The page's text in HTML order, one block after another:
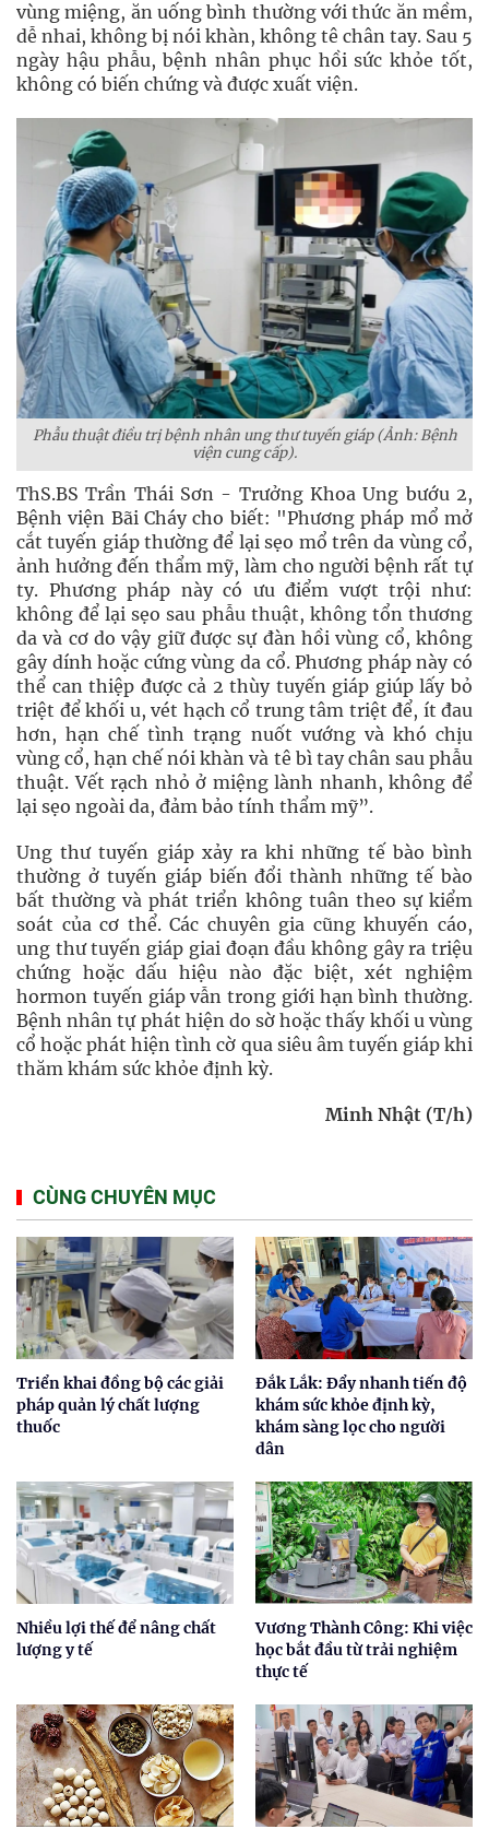
vùng miệng, ăn uống bình thường với thức ăn mềm,
dễ nhai, không bị nói khàn, không tê chân tay. Sau 5
ngày hậu phẫu, bệnh nhân phục hồi sức khỏe tốt,
không có biến chứng và được xuất viện.
Phẫu thuật điều trị bệnh nhân ung thư tuyến giáp (Ảnh: Bệnh
viện cung cấp).
ThS.BS Trần Thái Sơn - Trưởng Khoa Ung bướu 2,
Bệnh viện Bãi Cháy cho biết: "Phương pháp mổ mở
cắt tuyến giáp thường để lại sẹo mổ trên da vùng cổ,
ảnh hưởng đến thẩm mỹ, làm cho người bệnh rất tự
ty. Phương pháp này có ưu điểm vượt trội như:
không để lại sẹo sau phẫu thuật, không tổn thương
da và cơ do vậy giữ được sự đàn hồi vùng cổ, không
gây dính hoặc cứng vùng da cổ. Phương pháp này có
thể can thiệp được cả 2 thùy tuyến giáp giúp lấy bỏ
triệt để khối u, vét hạch cổ trung tâm triệt để, ít đau
hơn, hạn chế tình trạng nuốt vướng và khó chịu
vùng cổ, hạn chế nói khàn và tê bì tay chân sau phẫu
thuật. Vết rạch nhỏ ở miệng lành nhanh, không để
lại sẹo ngoài da, đảm bảo tính thẩm mỹ”.
Ung thư tuyến giáp xảy ra khi những tế bào bình
thường ở tuyến giáp biến đổi thành những tế bào
bất thường và phát triển không tuân theo sự kiểm
soát của cơ thể. Các chuyên gia cũng khuyến cáo,
ung thư tuyến giáp giai đoạn đầu không gây ra triệu
chứng hoặc dấu hiệu nào đặc biệt, xét nghiệm
hormon tuyến giáp vẫn trong giới hạn bình thường.
Bệnh nhân tự phát hiện do sờ hoặc thấy khối u vùng
cổ hoặc phát hiện tình cờ qua siêu âm tuyến giáp khi
thăm khám sức khỏe định kỳ.
Minh Nhật (T/h)
CÙNG CHUYÊN MỤC
Triển khai đồng bộ các giải
pháp quản lý chất lượng
thuốc
Đắk Lắk: Đẩy nhanh tiến độ
khám sức khỏe định kỳ,
khám sàng lọc cho người
dân
Nhiều lợi thế để nâng chất
lượng y tế
Vương Thành Công: Khi việc
học bắt đầu từ trải nghiệm
thực tế